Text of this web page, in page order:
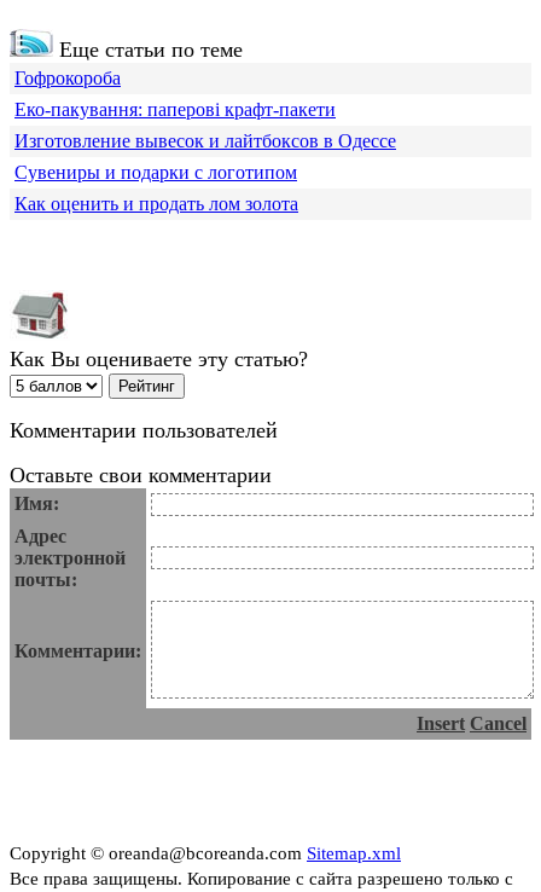
Еще статьи по теме
Гофрокороба
Еко-пакування: паперові крафт-пакети
Изготовление вывесок и лайтбоксов в Одессе
Сувениры и подарки с логотипом
Как оценить и продать лом золота
Как Вы оцениваете эту статью?
Комментарии пользователей
Оставьте свои комментарии
Имя:
Адрес
электронной
почты:
Комментарии:
Insert Cancel
Copyright © oreanda@bcoreanda.com Sitemap.xml
Все права защищены. Копирование с сайта разрешено только с